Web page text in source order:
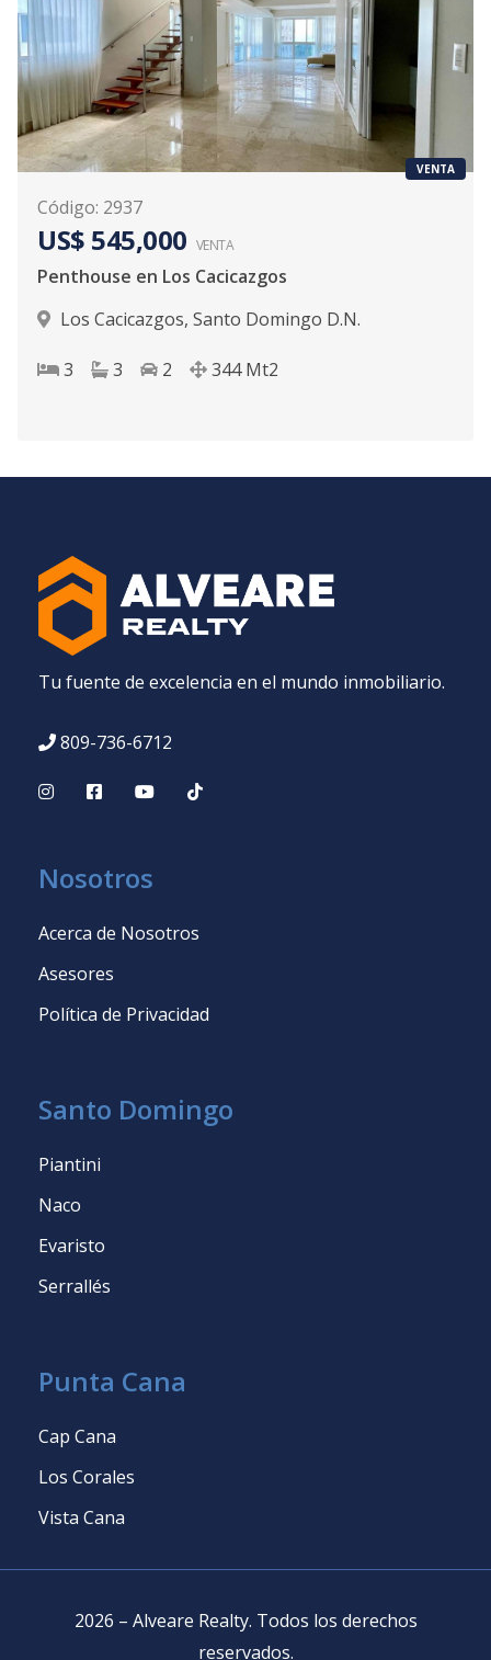
VENTA
Código: 2937
US$ 545,000 VENTA
Penthouse en Los Cacicazgos
Los Cacicazgos, Santo Domingo D.N.
3 3 2 344 Mt2
Tu fuente de excelencia en el mundo inmobiliario.
809-736-6712
Nosotros
Acerca de Nosotros
Asesores
Política de Privacidad
Santo Domingo
Piantini
Naco
Evaristo
Serrallés
Punta Cana
Cap Cana
Los Corales
Vista Cana
2026 – Alveare Realty. Todos los derechos
reservados.